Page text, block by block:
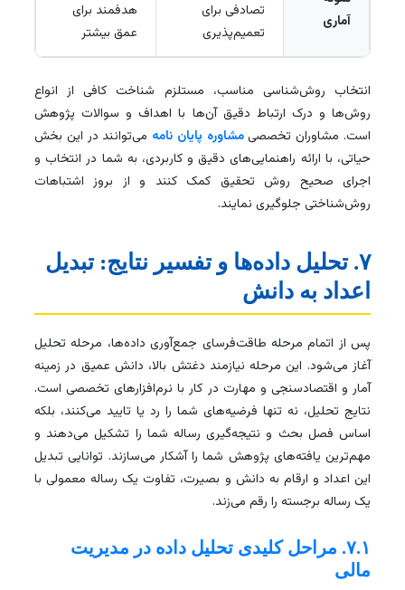
تصادفی برای
تعمیم‌پذیری
هدفمند برای
عمق بیشتر
انتخاب روش‌شناسی مناسب، مستلزم شناخت کافی از انواع
روش‌ها و درک ارتباط دقیق آن‌ها با اهداف و سوالات پژوهش
است. مشاوران تخصصیمشاوره پایان نامهمی‌توانند در این بخش
حیاتی، با ارائه راهنمایی‌های دقیق و کاربردی، به شما در انتخاب و
اجرای صحیح روش تحقیق کمک کنند و از بروز اشتباهات
روش‌شناختی جلوگیری نمایند.
۷. تحلیل داده‌ها و تفسیر نتایج: تبدیل
اعداد به دانش
پس از اتمام مرحله طاقت‌فرسای جمع‌آوری داده‌ها، مرحله تحلیل
آغاز می‌شود. این مرحله نیازمند دغتش بالا، دانش عمیق در زمینه
آمار و اقتصادسنجی و مهارت در کار با نرم‌افزارهای تخصصی است.
نتایج تحلیل، نه تنها فرضیه‌های شما را رد یا تایید می‌کنند، بلکه
اساس فصل بحث و نتیجه‌گیری رساله شما را تشکیل می‌دهند و
مهم‌ترین یافته‌های پژوهش شما را آشکار می‌سازند. توانایی تبدیل
این اعداد و ارقام به دانش و بصیرت، تفاوت یک رساله معمولی با
یک رساله برجسته را رقم می‌زند.
۷.۱. مراحل کلیدی تحلیل داده در مدیریت
مالی